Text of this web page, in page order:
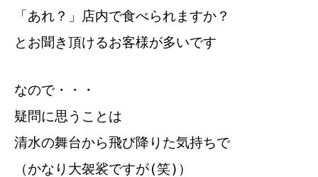
「あれ？」店内で食べられますか？
とお聞き頂けるお客様が多いです
なので・・・
疑問に思うことは
清水の舞台から飛び降りた気持ちで
（かなり大袈裟ですが(笑)）